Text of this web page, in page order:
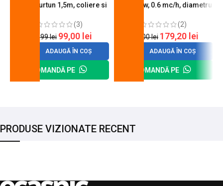
butelie, furtun 1,5m, coliere si
(3)
120,99lei 99,00 lei
ADAUGĂ ÎN COȘ
COMANDĂ PE
A600, 6 kw, 0.6 mc/h, diametru
(2)
200,00lei 179,20 lei
ADAUGĂ ÎN COȘ
COMANDĂ PE
PRODUSE VIZIONATE RECENT